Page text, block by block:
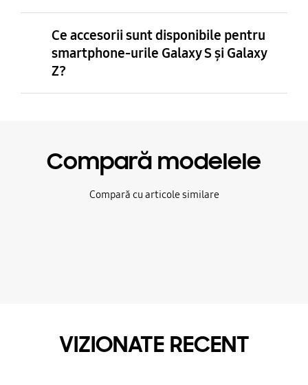
Ce accesorii sunt disponibile pentru
smartphone-urile Galaxy S și Galaxy
Z?
Compară modelele
Compară cu articole similare
VIZIONATE RECENT